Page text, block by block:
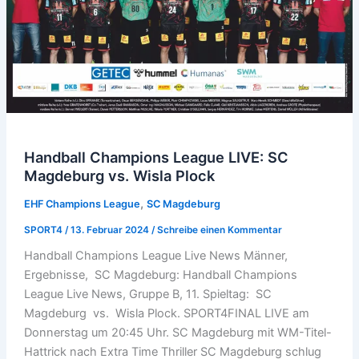
Handball Champions League LIVE: SC
Magdeburg vs. Wisla Plock
EHF Champions League, SC Magdeburg
SPORT4 /13. Februar 2024 /Schreibe einen Kommentar
Handball Champions League Live News Männer,
Ergebnisse, SC Magdeburg: Handball Champions
League Live News, Gruppe B, 11. Spieltag: SC
Magdeburg vs. Wisla Plock. SPORT4FINAL LIVE am
Donnerstag um 20:45 Uhr. SC Magdeburg mit WM-Titel-
Hattrick nach Extra Time Thriller SC Magdeburg schlug